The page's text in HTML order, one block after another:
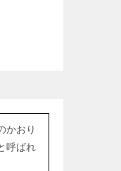
かおり
呼ばれ